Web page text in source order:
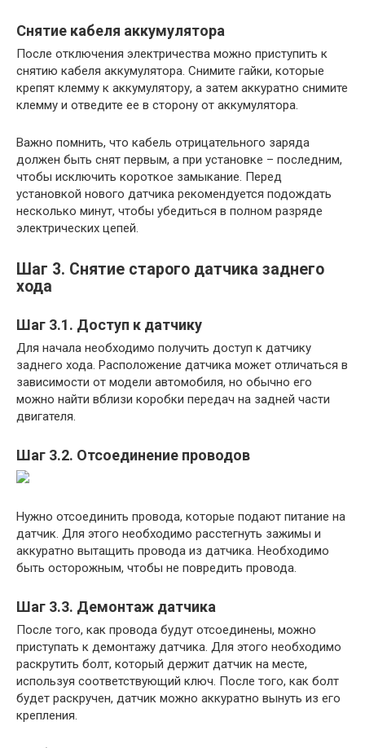
Снятие кабеля аккумулятора
После отключения электричества можно приступить к
снятию кабеля аккумулятора. Снимите гайки, которые
крепят клемму к аккумулятору, а затем аккуратно снимите
клемму и отведите ее в сторону от аккумулятора.
Важно помнить, что кабель отрицательного заряда
должен быть снят первым, а при установке – последним,
чтобы исключить короткое замыкание. Перед
установкой нового датчика рекомендуется подождать
несколько минут, чтобы убедиться в полном разряде
электрических цепей.
Шаг 3. Снятие старого датчика заднего
хода
Шаг 3.1. Доступ к датчику
Для начала необходимо получить доступ к датчику
заднего хода. Расположение датчика может отличаться в
зависимости от модели автомобиля, но обычно его
можно найти вблизи коробки передач на задней части
двигателя.
Шаг 3.2. Отсоединение проводов
Нужно отсоединить провода, которые подают питание на
датчик. Для этого необходимо расстегнуть зажимы и
аккуратно вытащить провода из датчика. Необходимо
быть осторожным, чтобы не повредить провода.
Шаг 3.3. Демонтаж датчика
После того, как провода будут отсоединены, можно
приступать к демонтажу датчика. Для этого необходимо
раскрутить болт, который держит датчик на месте,
используя соответствующий ключ. После того, как болт
будет раскручен, датчик можно аккуратно вынуть из его
крепления.